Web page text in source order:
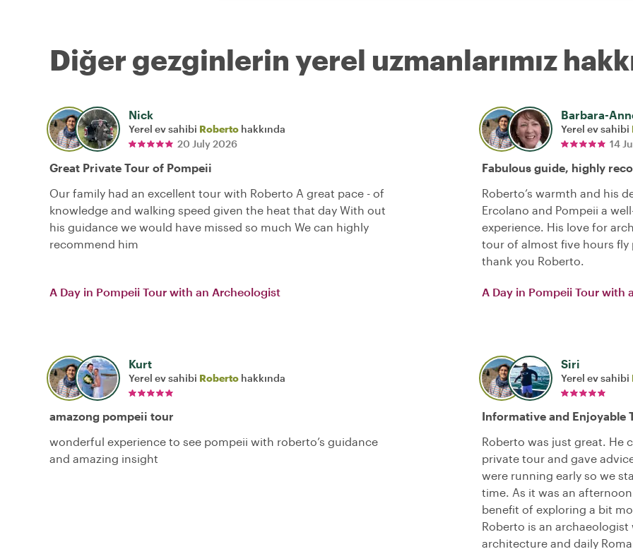
Diğer gezginlerin yerel uzmanlarımız
Nick
Yerel ev sahibi Roberto hakkında
20 July 2026
Great Private Tour of Pompeii
Our family had an excellent tour with Roberto A great pace - of
knowledge and walking speed given the heat that day With out
his guidance we would have missed so much We can highly
recommend him
A Day in Pompeii Tour with an Archeologist
Barbara-
Yerel ev sahibi
14
Fabulous guide, highly
Roberto’s warmth and his
Ercolano and Pompeii a
experience. His love for
tour of almost five hours fly
thank you Roberto.
A Day in Pompeii Tour with
Kurt
Yerel ev sahibi Roberto hakkında
amazong pompeii tour
wonderful experience to see pompeii with roberto’s guidance
and amazing insight
Siri
Yerel ev sahibi
Informative and Enjoyable
Roberto was just great. He
private tour and gave
were running early so we
time. As it was an
benefit of exploring a bit
Roberto is an
architecture and daily